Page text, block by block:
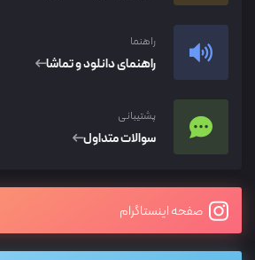
راهنما
راهنمای دانلود و تماشا
پشتیبانی
سوالات متداول
صفحه اینستاگرام